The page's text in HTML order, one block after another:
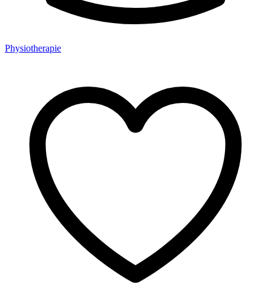
Physiotherapie